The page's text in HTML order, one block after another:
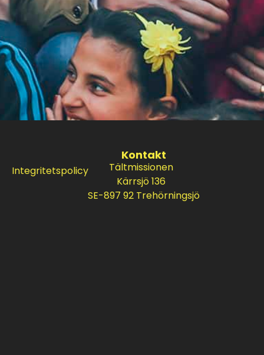
Integritetspolicy
Kontakt
Tältmissionen
Kärrsjö 136
SE-897 92 Trehörningsjö